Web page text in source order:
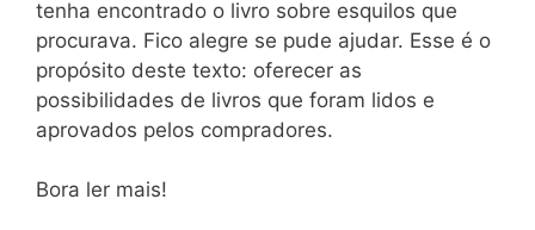
tenha encontrado o livro sobre esquilos que
procurava. Fico alegre se pude ajudar. Esse é o
propósito deste texto: oferecer as
possibilidades de livros que foram lidos e
aprovados pelos compradores.
Bora ler mais!